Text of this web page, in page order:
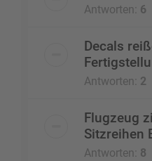
Antworten: 6
Decals
Antworten: 2
Flugzeug
Sitzreihen
Antworten: 8